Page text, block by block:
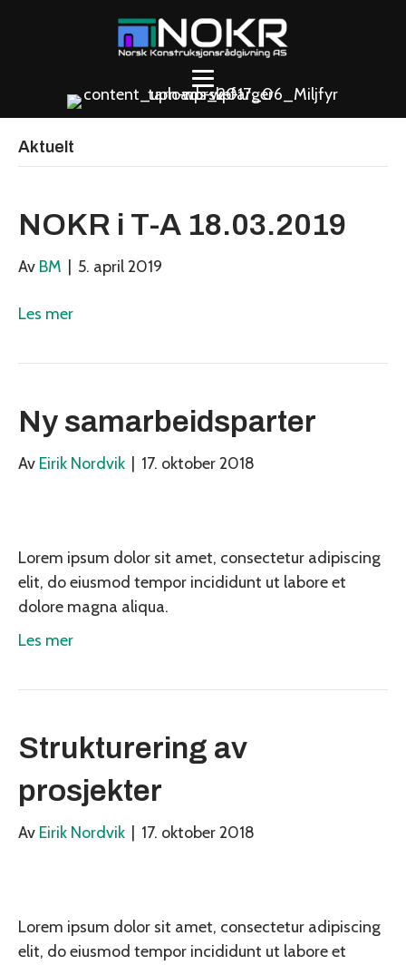
Aktuelt
NOKR i T-A 18.03.2019
Av BM 5. april 2019
Les mer
Ny samarbeidsparter
Av Eirik Nordvik 17. oktober 2018
Lorem ipsum dolor sit amet, consectetur adipiscing
elit, do eiusmod tempor incididunt ut labore et
dolore magna aliqua.
Les mer
Strukturering av
prosjekter
Av Eirik Nordvik 17. oktober 2018
Lorem ipsum dolor sit amet, consectetur adipiscing
elit, do eiusmod tempor incididunt ut labore et